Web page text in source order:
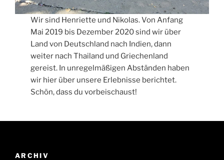
Wir sind Henriette und Nikolas. Von Anfang
Mai 2019 bis Dezember 2020 sind wir über
Land von Deutschland nach Indien, dann
weiter nach Thailand und Griechenland
gereist. In unregelmäßigen Abständen haben
wir hier über unsere Erlebnisse berichtet.
Schön, dass du vorbeischaust!
ARCHIV